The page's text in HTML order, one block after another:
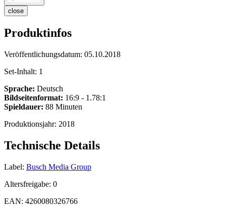
close
Produktinfos
Veröffentlichungsdatum: 05.10.2018
Set-Inhalt: 1
Sprache: Deutsch
Bildseitenformat: 16:9 - 1.78:1
Spieldauer: 88 Minuten
Produktionsjahr: 2018
Technische Details
Label: Busch Media Group
Altersfreigabe: 0
EAN: 4260080326766